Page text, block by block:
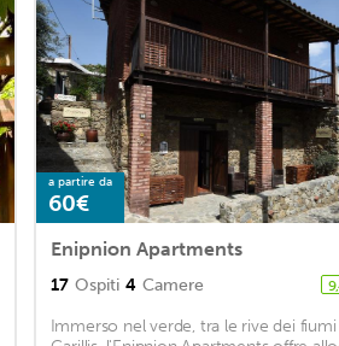
a partire da
60€
Enipnion Apartments
17 Ospiti 4 Camere
Immerso nel verde, tra le rive dei fiumi